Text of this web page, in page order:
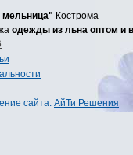
мельница" Кострома
одежды из льна оптом и
сайта: АйТи Решения